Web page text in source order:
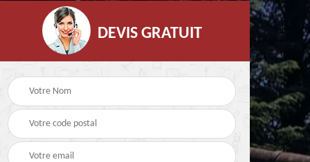
Hydrofuge coloré pour
toiture 85
Démoussage
nettoyage de tuile 85
DEVIS GRATUIT